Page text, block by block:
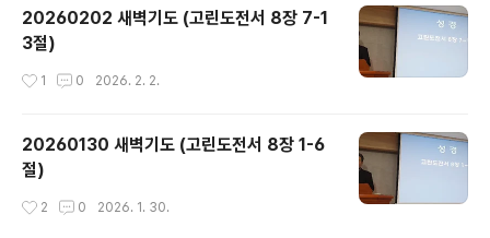
20260202 새벽기도 (고린도전서 8장 7-1
3절)
1 0 2026. 2. 2.
20260130 새벽기도 (고린도전서 8장 1-6
절)
2 0 2026. 1. 30.